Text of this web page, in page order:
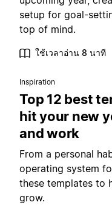
setup for goal-
top of mind.
ใช้เวลาอ่าน 8 นาที
Inspiration
Top 12 best
hit your new
and work
From a personal
operating system
these templates to
grow.